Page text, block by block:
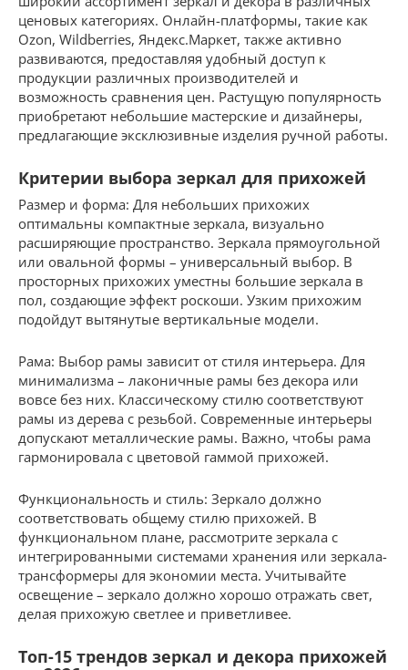
ценовых категориях. Онлайн-платформы, такие как
Ozon, Wildberries, Яндекс.Маркет, также активно
развиваются, предоставляя удобный доступ к
продукции различных производителей и
возможность сравнения цен. Растущую популярность
приобретают небольшие мастерские и дизайнеры,
предлагающие эксклюзивные изделия ручной работы.
Критерии выбора зеркал для прихожей
Размер и форма: Для небольших прихожих
оптимальны компактные зеркала, визуально
расширяющие пространство. Зеркала прямоугольной
или овальной формы – универсальный выбор. В
просторных прихожих уместны большие зеркала в
пол, создающие эффект роскоши. Узким прихожим
подойдут вытянутые вертикальные модели.
Рама: Выбор рамы зависит от стиля интерьера. Для
минимализма – лаконичные рамы без декора или
вовсе без них. Классическому стилю соответствуют
рамы из дерева с резьбой. Современные интерьеры
допускают металлические рамы. Важно, чтобы рама
гармонировала с цветовой гаммой прихожей.
Функциональность и стиль: Зеркало должно
соответствовать общему стилю прихожей. В
функциональном плане, рассмотрите зеркала с
интегрированными системами хранения или зеркала-
трансформеры для экономии места. Учитывайте
освещение – зеркало должно хорошо отражать свет,
делая прихожую светлее и приветливее.
Топ-15 трендов зеркал и декора прихожей